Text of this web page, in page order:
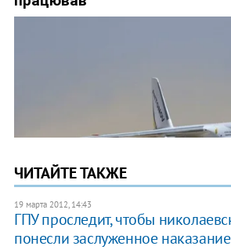
ЧИТАЙТЕ ТАКЖЕ
19 марта 2012, 14:43
ГПУ проследит, чтобы
понесли заслуженное наказание